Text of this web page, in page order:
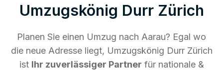
Umzugskönig Durr Zürich
Planen Sie einen Umzug nach Aarau? Egal wo
die neue Adresse liegt, Umzugskönig Durr Zürich
ist Ihr zuverlässiger Partner für nationale &